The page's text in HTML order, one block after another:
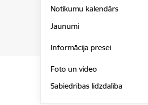
Notikumu kalendārs
Jaunumi
Informācija presei
Foto un video
Sabiedrības līdzdalība